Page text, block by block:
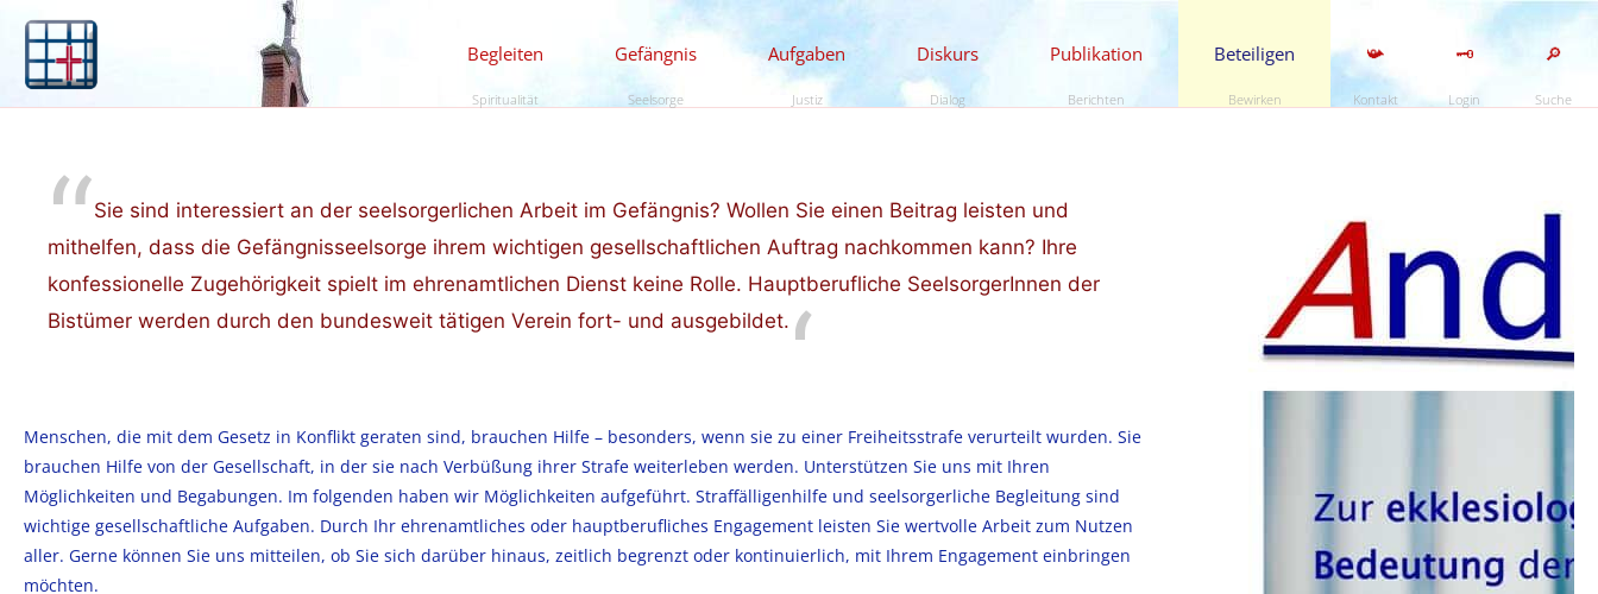
Begleiten
Spiritualität
Gefängnis
Seelsorge
Aufgaben
Justiz
Diskurs
Dialog
Publikation
Berichten
Beteiligen
Bewirken
📯
Kontakt
🗝️
Login
🔎
Suche
Sie sind interessiert an der seelsorgerlichen Arbeit im Gefängnis? Wollen Sie einen Beitrag leisten und
mithelfen, dass die Gefängnisseelsorge ihrem wichtigen gesellschaftlichen Auftrag nachkommen kann? Ihre
konfessionelle Zugehörigkeit spielt im ehrenamtlichen Dienst keine Rolle. Hauptberufliche SeelsorgerInnen der
Bistümer werden durch den bundesweit tätigen Verein fort- und ausgebildet.
Menschen, die mit dem Gesetz in Konflikt geraten sind, brauchen Hilfe – besonders, wenn sie zu einer Freiheitsstrafe verurteilt wurden. Sie
brauchen Hilfe von der Gesellschaft, in der sie nach Verbüßung ihrer Strafe weiterleben werden. Unterstützen Sie uns mit Ihren
Möglichkeiten und Begabungen. Im folgenden haben wir Möglichkeiten aufgeführt. Straffälligenhilfe und seelsorgerliche Begleitung sind
wichtige gesellschaftliche Aufgaben. Durch Ihr ehrenamtliches oder hauptberufliches Engagement leisten Sie wertvolle Arbeit zum Nutzen
aller. Gerne können Sie uns mitteilen, ob Sie sich darüber hinaus, zeitlich begrenzt oder kontinuierlich, mit Ihrem Engagement einbringen
möchten.